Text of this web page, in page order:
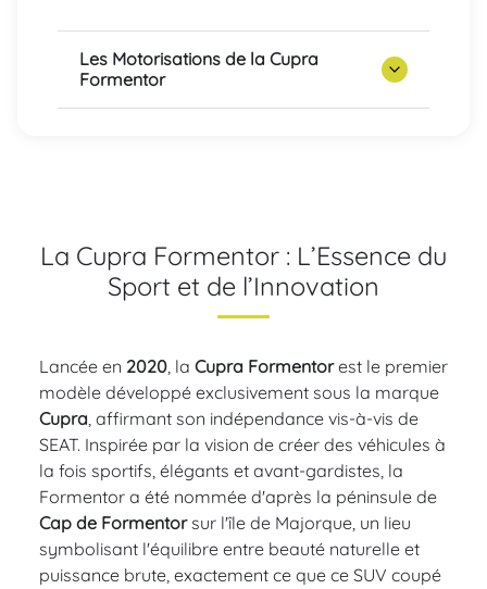
Les Motorisations de la Cupra
Formentor
La Cupra Formentor : L’Essence du
Sport et de l’Innovation
Lancée en 2020, la Cupra Formentorest le premier
modèle développé exclusivement sous la marque
Cupra, affirmant son indépendance vis-à-vis de
SEAT. Inspirée par la vision de créer des véhicules à
la fois sportifs, élégants et avant-gardistes, la
Formentor a été nommée d'après la péninsule de
Cap de Formentorsur l'île de Majorque, un lieu
symbolisant l'équilibre entre beauté naturelle et
puissance brute, exactement ce que ce SUV coupé